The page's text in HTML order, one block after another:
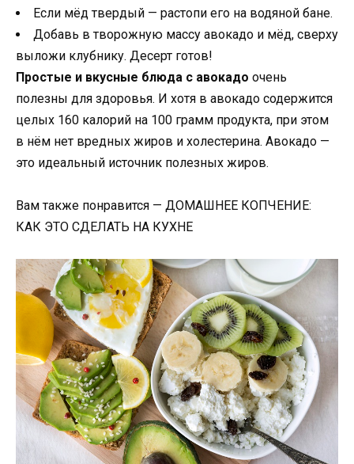
Если мёд твердый — растопи его на водяной бане.
Добавь в творожную массу авокадо и мёд, сверху
выложи клубнику. Десерт готов!
Простые и вкусные блюда с авокадо очень
полезны для здоровья. И хотя в авокадо содержится
целых 160 калорий на 100 грамм продукта, при этом
в нём нет вредных жиров и холестерина. Авокадо —
это идеальный источник полезных жиров.
Вам также понравится — ДОМАШНЕЕ КОПЧЕНИЕ:
КАК ЭТО СДЕЛАТЬ НА КУХНЕ